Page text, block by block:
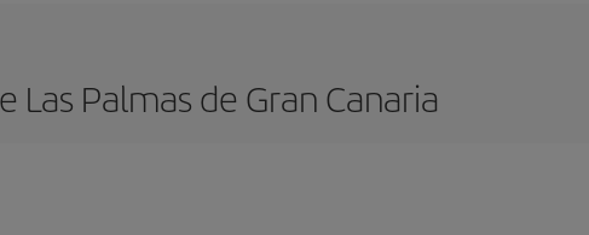
Palmas de Gran Canaria